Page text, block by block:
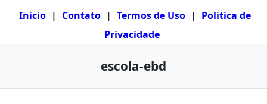
Inicio | Contato | Termos de Uso | Politica de
Privacidade
escola-ebd